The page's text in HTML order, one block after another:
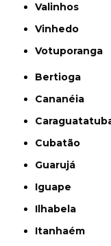
Valinhos
Vinhedo
Votuporanga
Bertioga
Cananéia
Cubatão
Guarujá
Iguape
Ilhabela
Itanhaém